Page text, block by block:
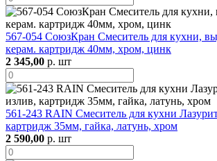
567-054 СоюзКран Смеситель для кухни,
керам. картридж 40мм, хром, цинк
2 345,00 р. шт
561-243 RAIN Смеситель для кухни
картридж 35мм, гайка, латунь, хром
2 590,00 р. шт